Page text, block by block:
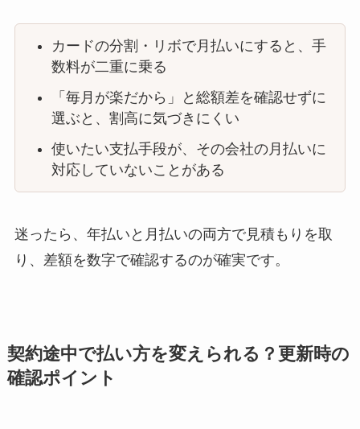
カードの分割・リボで月払いにすると、手
数料が二重に乗る
「毎月が楽だから」と総額差を確認せずに
選ぶと、割高に気づきにくい
使いたい支払手段が、その会社の月払いに
対応していないことがある
迷ったら、年払いと月払いの両方で見積もりを取
り、差額を数字で確認するのが確実です。
契約途中で払い方を変えられる？更新時の
確認ポイント